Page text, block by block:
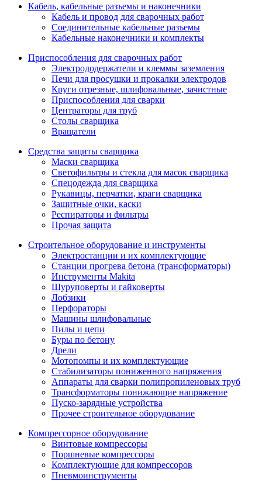
Кабель, кабельные разъемы и наконечники
Кабель и провод для сварочных работ
Соединительные кабельные разъемы
Кабельные наконечники и комплекты
Приспособления для сварочных работ
Электрододержатели и клеммы заземления
Печи для просушки и прокалки электродов
Круги отрезные, шлифовальные, зачистные
Приспособления для сварки
Центраторы для труб
Столы сварщика
Вращатели
Средства защиты сварщика
Маски сварщика
Светофильтры и стекла для масок сварщика
Спецодежда для сварщика
Рукавицы, перчатки, краги сварщика
Защитные очки, каски
Респираторы и фильтры
Прочая защита
Строительное оборудование и инструменты
Электростанции и их комплектующие
Станции прогрева бетона (трансформаторы)
Инструменты Makita
Шуруповерты и гайковерты
Лобзики
Перфораторы
Машины шлифовальные
Пилы и цепи
Буры по бетону
Дрели
Мотопомпы и их комплектующие
Стабилизаторы пониженного напряжения
Аппараты для сварки полипропиленовых труб
Трансформаторы понижающие напряжение
Пуско-зарядные устройства
Прочее строительное оборудование
Компрессорное оборудование
Винтовые компрессоры
Поршневые компрессоры
Комплектующие для компрессоров
Пневмоинструменты